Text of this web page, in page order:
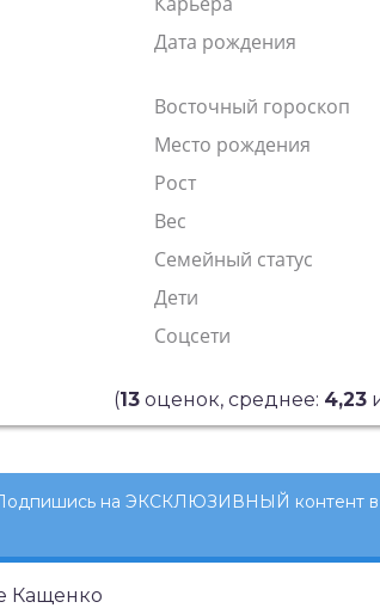
Дата рождения
Восточный гороскоп
Место рождения
Рост
Вес
Семейный статус
Дети
Соцсети
(13оценок, среднее: 4,23
на ЭКСКЛЮЗИВНЫЙ контент в
Кащенко